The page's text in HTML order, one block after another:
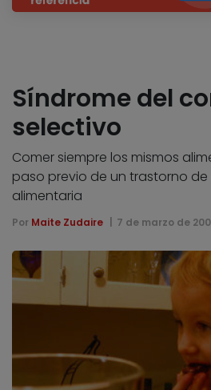
Síndrome del
selectivo
Comer siempre los mismos
paso previo de un trastorno
alimentaria
Por Maite Zudaire 7 de marzo de